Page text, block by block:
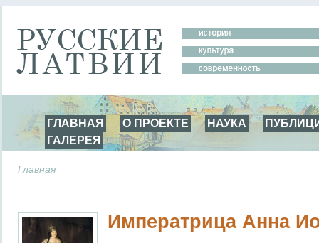
ГЛАВНАЯ О ПРОЕКТЕ НАУКА
ГАЛЕРЕЯ
Главная
Императрица Анна